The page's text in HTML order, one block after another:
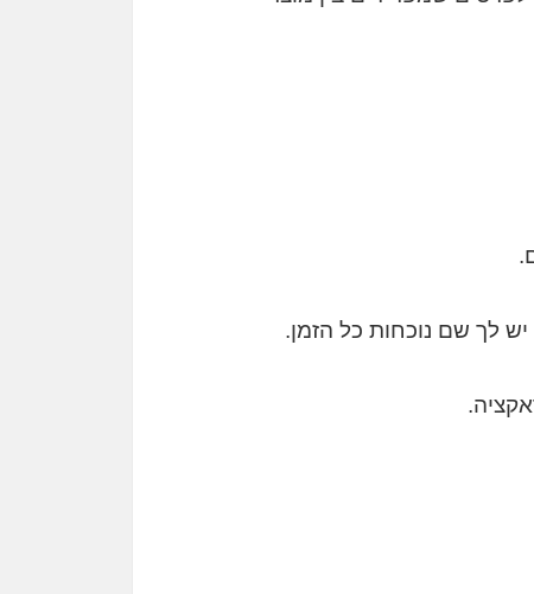
לך שם נוכחות כל הזמן.